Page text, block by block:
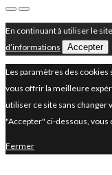
En continuant à utiliser le
d’informations
Accepter
Les paramètres des cookies
vous offrir la meilleure
utiliser ce site sans changer
"Accepter" ci-dessous, vous
Fermer